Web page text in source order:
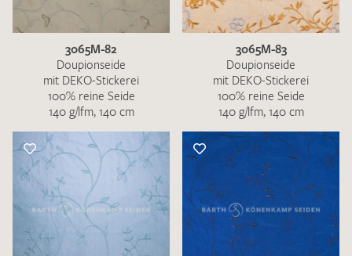
3065M-82
Doupionseide
mit DEKO-Stickerei
100% reine Seide
140 g/lfm, 140 cm
3065M-83
Doupionseide
mit DEKO-Stickerei
100% reine Seide
140 g/lfm, 140 cm